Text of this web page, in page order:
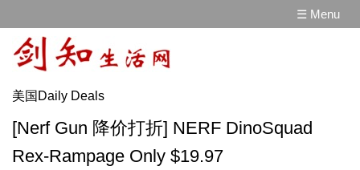
☰ Menu
美国Daily Deals
[Nerf Gun 降价打折] NERF DinoSquad
Rex-Rampage Only $19.97